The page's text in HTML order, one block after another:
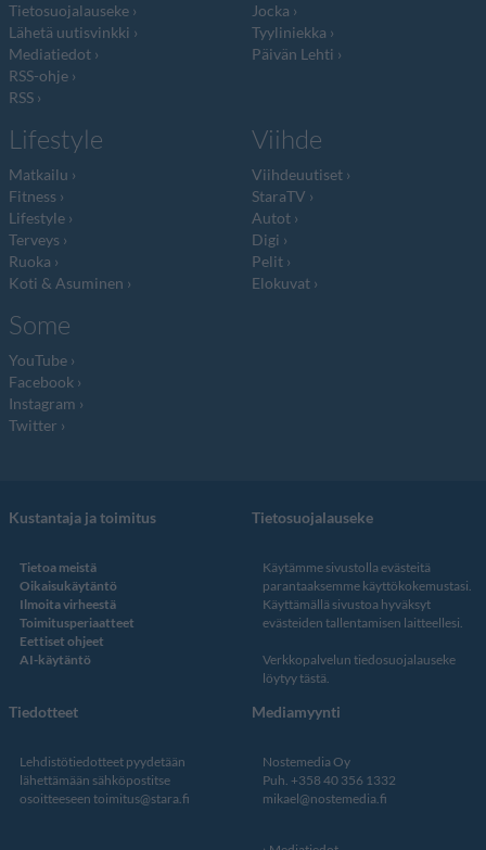
Tietosuojalauseke
Lähetä uutisvinkki
Mediatiedot
RSS-ohje
RSS
Jocka
Tyyliniekka
Päivän Lehti
Lifestyle
Matkailu
Fitness
Lifestyle
Terveys
Ruoka
Koti & Asuminen
Viihde
Viihdeuutiset
StaraTV
Autot
Digi
Pelit
Elokuvat
Some
YouTube
Facebook
Instagram
Twitter
Kustantaja ja toimitus
Tietoa meistä
Oikaisukäytäntö
Ilmoita virheestä
Toimitusperiaatteet
Eettiset ohjeet
AI-käytäntö
Tietosuojalauseke
Käytämme sivustolla evästeitä
parantaaksemme käyttökokemustasi.
Käyttämällä sivustoa hyväksyt
evästeiden tallentamisen laitteellesi.
Verkkopalvelun tiedosuojalauseke
löytyy tästä.
Tiedotteet
Lehdistötiedotteet pyydetään
lähettämään sähköpostitse
osoitteeseen toimitus@stara.fi
Mediamyynti
Nostemedia Oy
Puh. +358 40 356 1332
mikael@nostemedia.fi